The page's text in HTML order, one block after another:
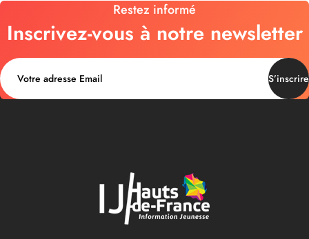
Restez informé
Inscrivez-vous à notre newsletter
S’inscrire